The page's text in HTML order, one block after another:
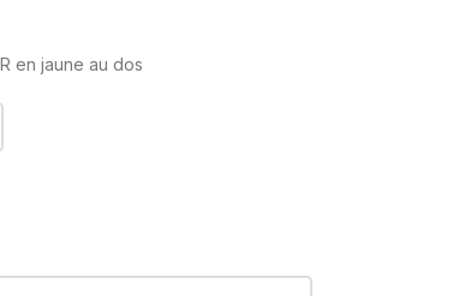
en jaune au dos